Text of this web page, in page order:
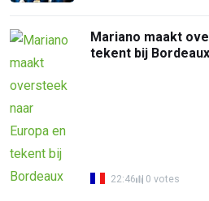
Mariano maakt
tekent bij Bordeaux
22:46 0 votes